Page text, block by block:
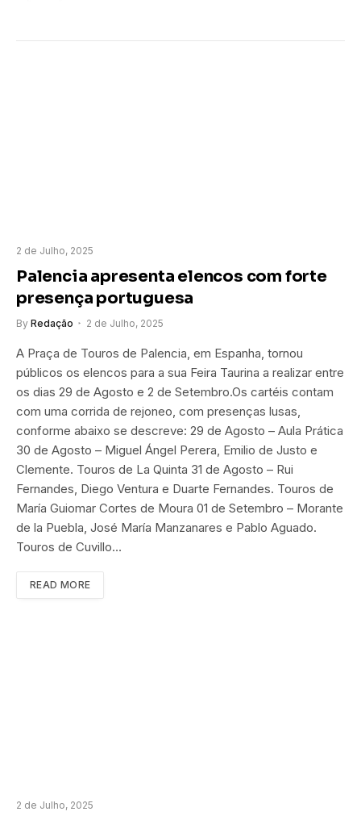
2 de Julho, 2025
Palencia apresenta elencos com forte
presença portuguesa
By Redação 2 de Julho, 2025
A Praça de Touros de Palencia, em Espanha, tornou
públicos os elencos para a sua Feira Taurina a realizar entre
os dias 29 de Agosto e 2 de Setembro.Os cartéis contam
com uma corrida de rejoneo, com presenças lusas,
conforme abaixo se descreve: 29 de Agosto – Aula Prática
30 de Agosto – Miguel Ángel Perera, Emilio de Justo e
Clemente. Touros de La Quinta 31 de Agosto – Rui
Fernandes, Diego Ventura e Duarte Fernandes. Touros de
María Guiomar Cortes de Moura 01 de Setembro – Morante
de la Puebla, José María Manzanares e Pablo Aguado.
Touros de Cuvillo…
READ MORE
2 de Julho, 2025